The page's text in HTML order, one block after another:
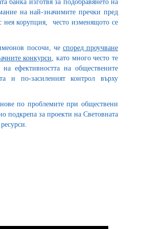
банка изготвя за подобравянето на
на най-значимите пречки пред
нея корупция, често изменящото се
посочи, че според проучване
конкурси, като много често те
ефективността на обществените
и по-засиленият контрол върху
по проблемите при обществени
подкрепа за проекти на Световната